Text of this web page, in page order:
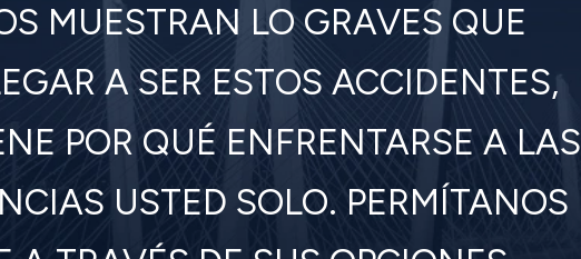
MUESTRAN LO GRAVES QUE
A SER ESTOS ACCIDENTES,
POR QUÉ ENFRENTARSE A LAS
USTED SOLO. PERMÍTANOS